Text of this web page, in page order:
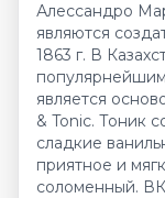
Алессандро
являются
1863 г. В
является
& Tonic. Тоник
сладкие
приятное и
соломенный.